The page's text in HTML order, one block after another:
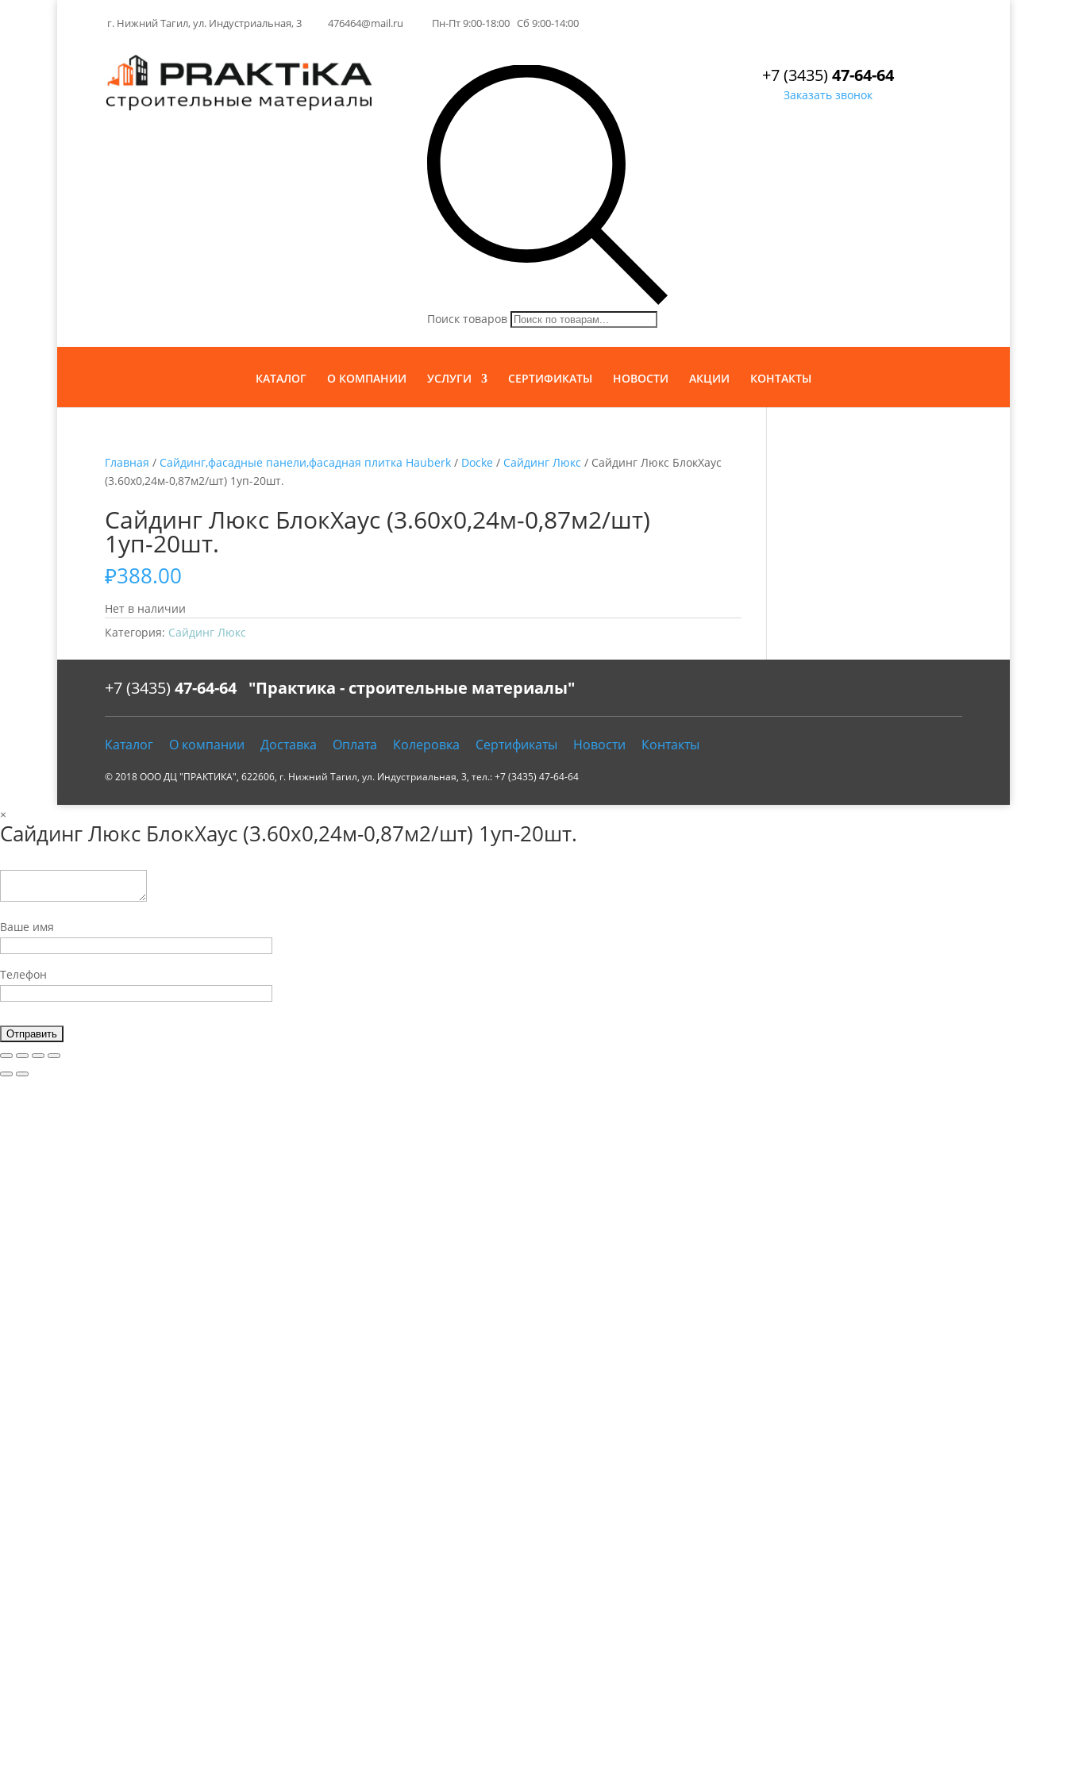
г. Нижний Тагил, ул. Индустриальная, 3 476464@mail.ru Пн-Пт 9:00-18:00 Сб 9:00-14:00
Поиск товаров
+7 (3435)47-64-64
Заказать звонок
КАТАЛОГ О КОМПАНИИ УСЛУГИ СЕРТИФИКАТЫ НОВОСТИ АКЦИИ КОНТАКТЫ
Главная / Сайдинг,фасадные панели,фасадная плитка Hauberk / Docke / Сайдинг Люкс / Сайдинг Люкс БлокХаус
(3.60х0,24м-0,87м2/шт) 1уп-20шт.
Сайдинг Люкс БлокХаус (3.60х0,24м-0,87м2/шт)
1уп-20шт.
₽388.00
Нет в наличии
Категория: Сайдинг Люкс
+7 (3435) 47-64-64 "Практика - строительные материалы"
Каталог О компании Доставка Оплата Колеровка Сертификаты Новости Контакты
© 2018 ООО ДЦ "ПРАКТИКА", 622606, г. Нижний Тагил, ул. Индустриальная, 3, тел.: +7 (3435) 47-64-64
×
Сайдинг Люкс БлокХаус (3.60х0,24м-0,87м2/шт) 1уп-20шт.
Ваше имя
Телефон